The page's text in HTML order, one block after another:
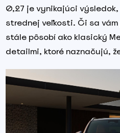
0,27 je vynikajúci výsledok,
strednej veľkosti. Či sa
stále pôsobí ako klasický
detailmi, ktoré naznačujú,